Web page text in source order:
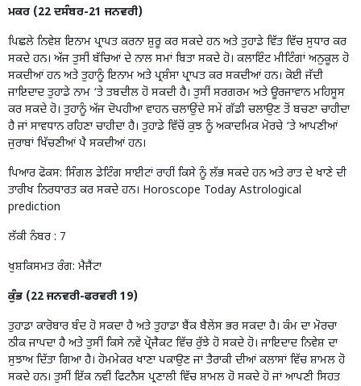
ਮਕਰ (22 ਦਸੰਬਰ-21 ਜਨਵਰੀ)
ਪਿਛਲੇ ਨਿਵੇਸ਼ ਇਨਾਮ ਪ੍ਰਾਪਤ ਕਰਨਾ ਸ਼ੁਰੂ ਕਰ ਸਕਦੇ ਹਨ ਅਤੇ ਤੁਹਾਡੇ ਵਿੱਤ ਵਿੱਚ ਸੁਧਾਰ ਕਰ
ਸਕਦੇ ਹਨ। ਅੱਜ ਤੁਸੀਂ ਬੱਚਿਆਂ ਦੇ ਨਾਲ ਸਮਾਂ ਬਿਤਾ ਸਕਦੇ ਹੋ। ਕਲਾਇੰਟ ਮੀਟਿੰਗਾਂ ਅਨੁਕੂਲ ਹੋ
ਸਕਦੀਆਂ ਹਨ ਅਤੇ ਤੁਹਾਨੂੰ ਇਨਾਮ ਅਤੇ ਪ੍ਰਸ਼ੰਸਾ ਪ੍ਰਾਪਤ ਕਰ ਸਕਦੀਆਂ ਹਨ। ਕੋਈ ਜੱਦੀ
ਜਾਇਦਾਦ ਤੁਹਾਡੇ ਨਾਮ ‘ਤੇ ਤਬਦੀਲ ਹੋ ਸਕਦੀ ਹੈ। ਤੁਸੀਂ ਸਰਗਰਮ ਅਤੇ ਊਰਜਾਵਾਨ ਮਹਿਸੂਸ
ਕਰ ਸਕਦੇ ਹੋ। ਤੁਹਾਨੂੰ ਅੱਜ ਦੋਪਹੀਆ ਵਾਹਨ ਚਲਾਉਂਦੇ ਸਮੇਂ ਗੱਡੀ ਚਲਾਉਣ ਤੋਂ ਬਚਣਾ ਚਾਹੀਦਾ
ਹੈ ਜਾਂ ਸਾਵਧਾਨ ਰਹਿਣਾ ਚਾਹੀਦਾ ਹੈ। ਤੁਹਾਡੇ ਵਿੱਚੋਂ ਕੁਝ ਨੂੰ ਅਕਾਦਮਿਕ ਮੋਰਚੇ ‘ਤੇ ਆਪਣੀਆਂ
ਜੁਰਾਬਾਂ ਖਿੱਚਣੀਆਂ ਪੈ ਸਕਦੀਆਂ ਹਨ।
ਪਿਆਰ ਫੋਕਸ: ਸਿੰਗਲ ਡੇਟਿੰਗ ਸਾਈਟਾਂ ਰਾਹੀਂ ਕਿਸੇ ਨੂੰ ਲੱਭ ਸਕਦੇ ਹਨ ਅਤੇ ਰਾਤ ਦੇ ਖਾਣੇ ਦੀ
ਤਾਰੀਖ ਨਿਰਧਾਰਤ ਕਰ ਸਕਦੇ ਹਨ। Horoscope Today Astrological
prediction
ਲੱਕੀ ਨੰਬਰ : 7
ਖੁਸ਼ਕਿਸਮਤ ਰੰਗ: ਮੈਜੈਂਟਾ
ਕੁੰਭ (22 ਜਨਵਰੀ-ਫਰਵਰੀ 19)
ਤੁਹਾਡਾ ਕਾਰੋਬਾਰ ਬੰਦ ਹੋ ਸਕਦਾ ਹੈ ਅਤੇ ਤੁਹਾਡਾ ਬੈਂਕ ਬੈਲੇਂਸ ਭਰ ਸਕਦਾ ਹੈ। ਕੰਮ ਦਾ ਮੋਰਚਾ
ਠੀਕ ਜਾਪਦਾ ਹੈ ਅਤੇ ਤੁਸੀਂ ਕਿਸੇ ਨਵੇਂ ਪ੍ਰੋਜੈਕਟ ਵਿੱਚ ਰੁੱਝੇ ਹੋ ਸਕਦੇ ਹੋ। ਜਾਇਦਾਦ ਨਿਵੇਸ਼ ਦਾ
ਸੁਝਾਅ ਦਿੱਤਾ ਗਿਆ ਹੈ। ਹੋਮਮੇਕਰ ਖਾਣਾ ਪਕਾਉਣ ਜਾਂ ਤੈਰਾਕੀ ਦੀਆਂ ਕਲਾਸਾਂ ਵਿੱਚ ਸ਼ਾਮਲ ਹੋ
ਸਕਦੇ ਹਨ। ਤੁਸੀਂ ਇੱਕ ਨਵੀਂ ਫਿਟਨੈਸ ਪ੍ਰਣਾਲੀ ਵਿੱਚ ਸ਼ਾਮਲ ਹੋ ਸਕਦੇ ਹੋ ਜਾਂ ਆਪਣੀ ਸਿਹਤ